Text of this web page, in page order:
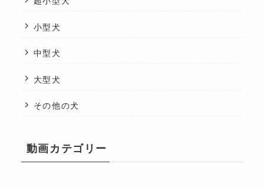
小型犬
中型犬
大型犬
その他の犬
動画カテゴリー